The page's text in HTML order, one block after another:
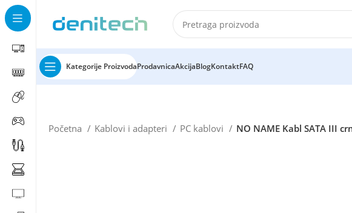
Kategorije ProizvodaProdavnicaAkcijaBlogKontaktFAQ
Početna Kablovi i adapteri PC kablovi NO NAME Kabl SATA III